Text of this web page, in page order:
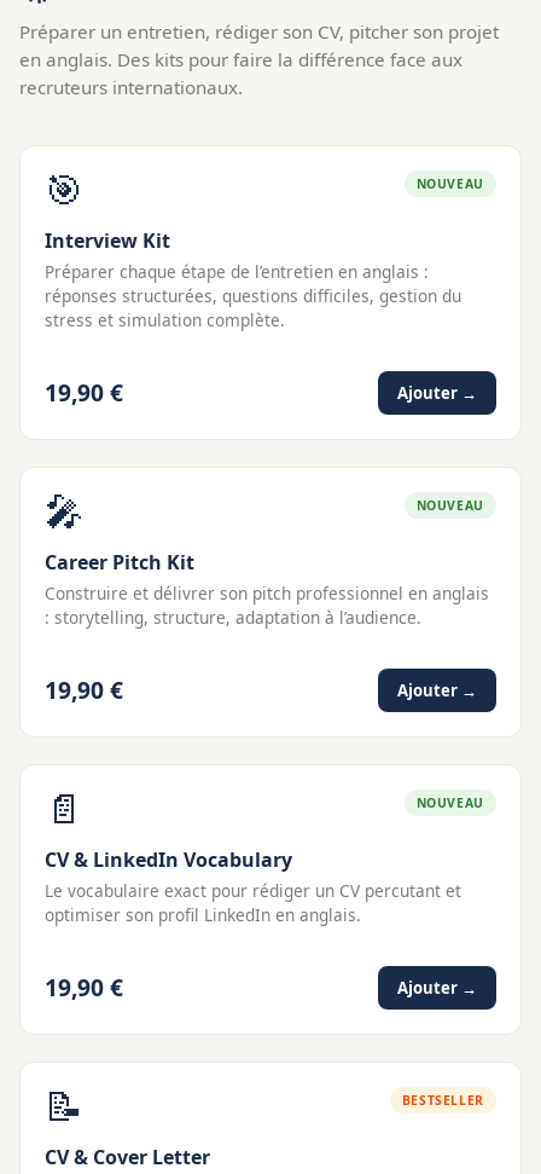
Préparer un entretien, rédiger son CV, pitcher son projet
en anglais. Des kits pour faire la différence face aux
recruteurs internationaux.
🎯 NOUVEAU
Interview Kit
Préparer chaque étape de l’entretien en anglais :
réponses structurées, questions difficiles, gestion du
stress et simulation complète.
19,90 € Ajouter →
🎤 NOUVEAU
Career Pitch Kit
Construire et délivrer son pitch professionnel en anglais
: storytelling, structure, adaptation à l’audience.
19,90 € Ajouter →
📄 NOUVEAU
CV & LinkedIn Vocabulary
Le vocabulaire exact pour rédiger un CV percutant et
optimiser son profil LinkedIn en anglais.
19,90 € Ajouter →
📝 BESTSELLER
CV & Cover Letter